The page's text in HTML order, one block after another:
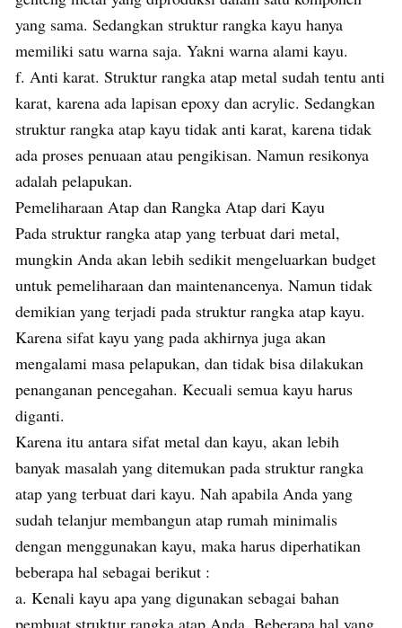
yang sama. Sedangkan struktur rangka kayu hanya
memiliki satu warna saja. Yakni warna alami kayu.
f. Anti karat. Struktur rangka atap metal sudah tentu anti
karat, karena ada lapisan epoxy dan acrylic. Sedangkan
struktur rangka atap kayu tidak anti karat, karena tidak
ada proses penuaan atau pengikisan. Namun resikonya
adalah pelapukan.
Pemeliharaan Atap dan Rangka Atap dari Kayu
Pada struktur rangka atap yang terbuat dari metal,
mungkin Anda akan lebih sedikit mengeluarkan budget
untuk pemeliharaan dan maintenancenya. Namun tidak
demikian yang terjadi pada struktur rangka atap kayu.
Karena sifat kayu yang pada akhirnya juga akan
mengalami masa pelapukan, dan tidak bisa dilakukan
penanganan pencegahan. Kecuali semua kayu harus
diganti.
Karena itu antara sifat metal dan kayu, akan lebih
banyak masalah yang ditemukan pada struktur rangka
atap yang terbuat dari kayu. Nah apabila Anda yang
sudah telanjur membangun atap rumah minimalis
dengan menggunakan kayu, maka harus diperhatikan
beberapa hal sebagai berikut :
a. Kenali kayu apa yang digunakan sebagai bahan